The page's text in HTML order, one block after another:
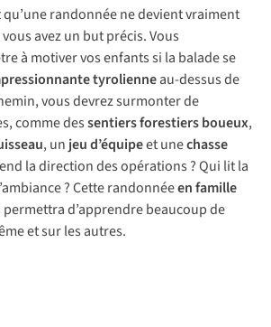
randonnée ne devient vraiment
avez un but précis. Vous
à motiver vos enfants si la balade se
tyrolienneau-dessus de
vous devrez surmonter de
comme dessentiers forestiers boueux,
, un jeu d’équipeet unechasse
la direction des opérations ? Qui lit la
? Cette randonnéeen famille
permettra d’apprendre beaucoup de
et sur les autres.